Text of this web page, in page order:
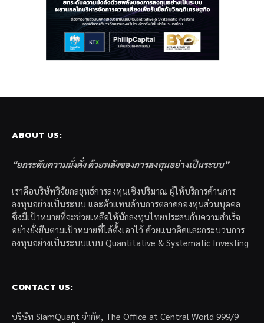
ABOUT US:
“ยกระดับความมั่งคั่ง ด้วยพลังของการลงทุนอย่างเป็นระบบ”
เราคือบริษัทวิจัยกลยุทธ์การลงทุนเชิงปริมาณ ผู้ให้บริการด้านการ
ลงทุนอย่างเป็นระบบ และตัวแทนด้านการตลาดกองทุนส่วนบุคคล
ซึ่งมีเป้าหมายที่จะช่วยเหลือให้นักลงทุนไทยประสบกับความสำเร็จ
อย่างยั่งยืนตามเป้าหมายที่ได้ตั้งเอาไว้ ด้วยแนวคิดและกระบวนการ
ลงทุนอย่างเป็นระบบแบบ Quantitative & Systematic Investing
CONTACT US:
บริษัท SiamQuant จำกัด, The Office at Central World 999/9